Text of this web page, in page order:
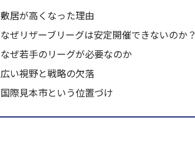
敷居が高くなった理由
なぜリザーブリーグは安定開催できないのか？
なぜ若手のリーグが必要なのか
広い視野と戦略の欠落
国際見本市という位置づけ